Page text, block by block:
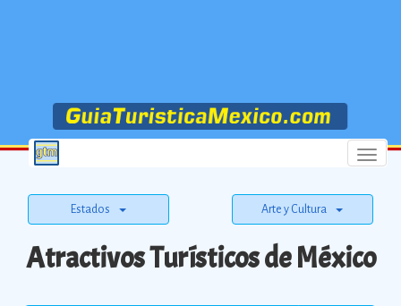
Menu
Estados Arte y Cultura
Atractivos Turísticos de México